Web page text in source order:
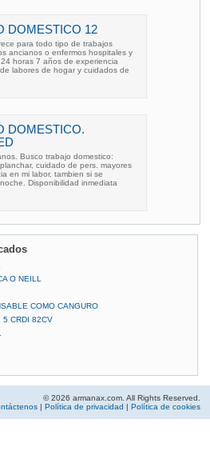
DOMESTICO 12
para todo tipo de trabajos
ancianos o enfermos hospitales y
horas 7 años de experiencia
labores de hogar y cuidados de
DOMESTICO.
Busco trabajo domestico:
cuidado de pers. mayores
en mi labor, tambien si se
Disponibilidad inmediata
O NEILL
COMO CANGURO
5 CRDI 82CV
© 2026 armanax.com. All Rights Reserved.
| Política de privacidad | Política de cookies